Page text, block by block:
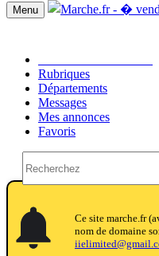
Menu
Rubriques
Départements
Messages
Mes annonces
Favoris
notifications_active
notifications
notifications
Ce site marche.fr
nom de domaine